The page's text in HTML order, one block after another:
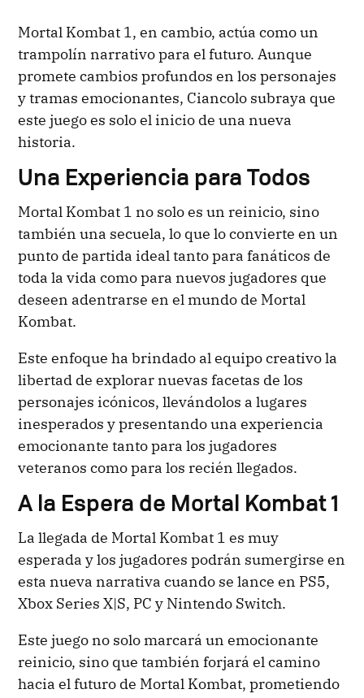
Mortal Kombat 1, en cambio, actúa como un
trampolín narrativo para el futuro. Aunque
promete cambios profundos en los personajes
y tramas emocionantes, Ciancolo subraya que
este juego es solo el inicio de una nueva
historia.
Una Experiencia para Todos
Mortal Kombat 1 no solo es un reinicio, sino
también una secuela, lo que lo convierte en un
punto de partida ideal tanto para fanáticos de
toda la vida como para nuevos jugadores que
deseen adentrarse en el mundo de Mortal
Kombat.
Este enfoque ha brindado al equipo creativo la
libertad de explorar nuevas facetas de los
personajes icónicos, llevándolos a lugares
inesperados y presentando una experiencia
emocionante tanto para los jugadores
veteranos como para los recién llegados.
A la Espera de Mortal Kombat 1
La llegada de Mortal Kombat 1 es muy
esperada y los jugadores podrán sumergirse en
esta nueva narrativa cuando se lance en PS5,
Xbox Series X|S, PC y Nintendo Switch.
Este juego no solo marcará un emocionante
reinicio, sino que también forjará el camino
hacia el futuro de Mortal Kombat, prometiendo